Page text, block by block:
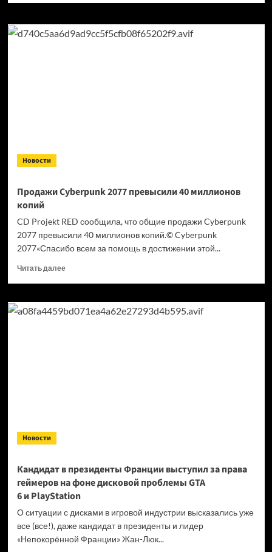
Новости
Продажи Cyberpunk 2077 превысили 40 миллионов
копий
CD Projekt RED сообщила, что общие продажи Cyberpunk
2077 превысили 40 миллионов копий.© Cyberpunk
2077«Спасибо всем за помощь в достижении этой...
Читать далееПрочитать
Продажи
Cyberpunk
Новости
Кандидат в президенты Франции выступил за права
геймеров на фоне дисковой проблемы GTA
6 и PlayStation
О ситуации с дисками в игровой индустрии высказались уже
все (все!), даже кандидат в президенты и лидер
«Непокорённой Франции» Жан-Люк...